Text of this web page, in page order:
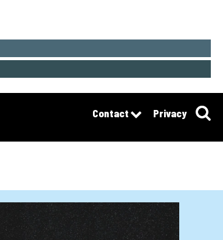
Contact Privacy